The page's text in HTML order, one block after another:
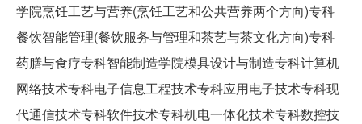
学院烹饪工艺与营养(烹饪工艺和公共营养两个方向)专科
餐饮智能管理(餐饮服务与管理和茶艺与茶文化方向)专科
药膳与食疗专科智能制造学院模具设计与制造专科计算机
网络技术专科电子信息工程技术专科应用电子技术专科现
代通信技术专科软件技术专科机电一体化技术专科数控技